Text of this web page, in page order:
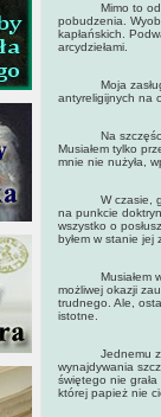
Mimo to od
pobudzenia.
kapłańskich.
arcydziełami.
Moja zasługa
antyreligijnych na
Na szczęście
Musiałem tylko
mnie nie nużyła,
W czasie, gdy
na punkcie
wszystko o
byłem w stanie jej
Musiałem więc
możliwej okazji
trudnego. Ale,
istotne.
Jednemu z
wynajdywania
świętego nie
której papież nie